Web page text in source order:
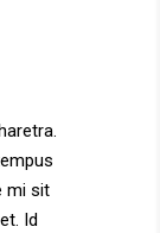
mi sit
Id